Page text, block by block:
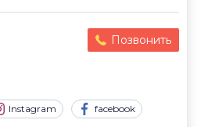
Позвонить
Instagram facebook